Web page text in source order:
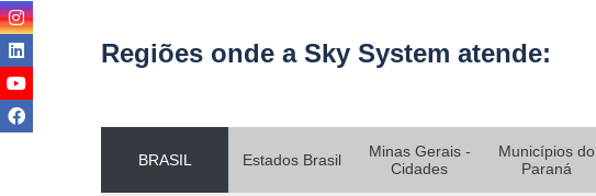
Regiões onde a Sky System atende:
BRASIL Estados Brasil
Minas Gerais -
Cidades
Municípios do
Paraná